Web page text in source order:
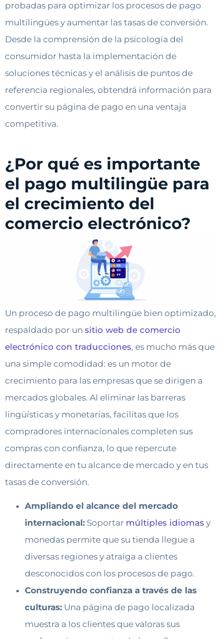
probadas para optimizar los procesos de pago
multilingües y aumentar las tasas de conversión.
Desde la comprensión de la psicología del
consumidor hasta la implementación de
soluciones técnicas y el análisis de puntos de
referencia regionales, obtendrá información para
convertir su página de pago en una ventaja
competitiva.
¿Por qué es importante
el pago multilingüe para
el crecimiento del
comercio electrónico?
Un proceso de pago multilingüe bien optimizado,
respaldado por un sitio web de comercio
electrónico con traducciones, es mucho más que
una simple comodidad: es un motor de
crecimiento para las empresas que se dirigen a
mercados globales. Al eliminar las barreras
lingüísticas y monetarias, facilitas que los
compradores internacionales completen sus
compras con confianza, lo que repercute
directamente en tu alcance de mercado y en tus
tasas de conversión.
Ampliando el alcance del mercado
internacional: Soportar múltiples idiomas y
monedas permite que su tienda llegue a
diversas regiones y atraiga a clientes
desconocidos con los procesos de pago.
Construyendo confianza a través de las
culturas: Una página de pago localizada
muestra a los clientes que valoras sus